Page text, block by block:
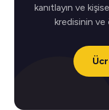
kanıtlayın ve
kredisinin ve